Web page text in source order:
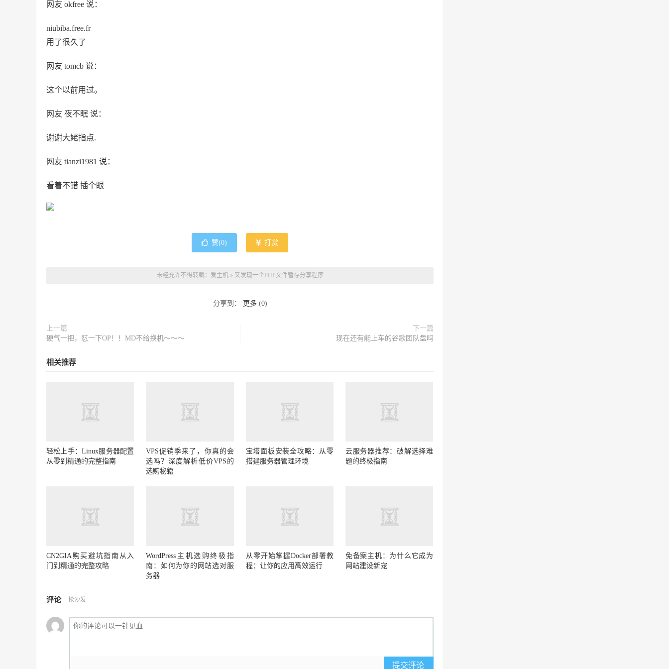
网友 okfree 说：
niubiba.free.fr
用了很久了
网友 tomcb 说：
这个以前用过。
网友 夜不眠 说：
谢谢大姥指点.
网友 tianzi1981 说：
看着不错 插个眼
赞(0) 打赏
未经允许不得转载： 爱主机» 又发现一个PHP文件暂存分享程序
分享到： 更多 (0)
上一篇
硬气一把，怼一下OP！！MD不给换机～～～
下一篇
现在还有能上车的谷歌团队盘吗
相关推荐
轻松上手：Linux服务器配置
从零到精通的完整指南
VPS促销季来了，你真的会
选吗？深度解析低价VPS的
选购秘籍
宝塔面板安装全攻略：从零
搭建服务器管理环境
云服务器推荐：破解选择难
题的终极指南
CN2GIA购买避坑指南从入
门到精通的完整攻略
WordPress主机选购终极指
南：如何为你的网站选对服
务器
从零开始掌握Docker部署教
程：让你的应用高效运行
免备案主机：为什么它成为
网站建设新宠
评论 抢沙发
提交评论